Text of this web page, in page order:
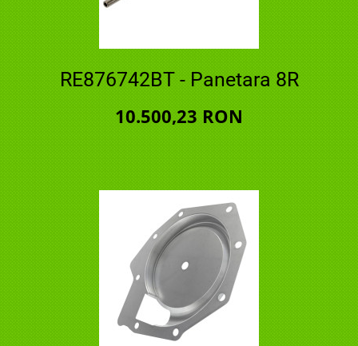
RE876742BT - Panetara 8R
10.500,23 RON